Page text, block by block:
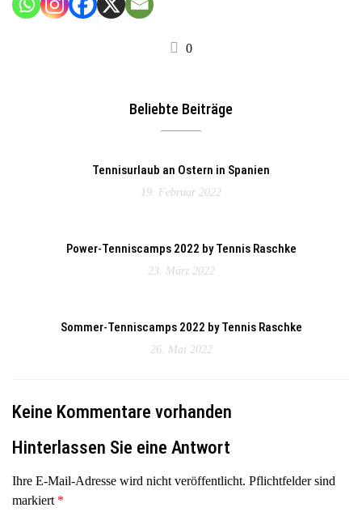
0
Beliebte Beiträge
Tennisurlaub an Ostern in Spanien
19. Februar 2022
Power-Tenniscamps 2022 by Tennis Raschke
23. März 2022
Sommer-Tenniscamps 2022 by Tennis Raschke
26. Mai 2022
Keine Kommentare vorhanden
Hinterlassen Sie eine Antwort
Ihre E-Mail-Adresse wird nicht veröffentlicht. Pflichtfelder sind
markiert *